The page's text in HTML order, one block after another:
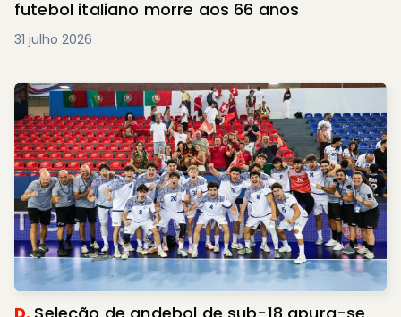
futebol italiano morre aos 66 anos
31 julho 2026